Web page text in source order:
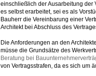
einschließlich der Ausarbeitung der
es selbst erarbeitet, sei es als
Bauherr die Vereinbarung einer
Architekt bei Abschluss des
Die Anforderungen an den
müsse die Grundsätze des
Beratung bei
von Vertragsstrafen, da es sich um